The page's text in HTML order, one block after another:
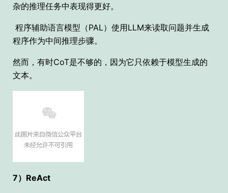
杂的推理任务中表现得更好。
程序辅助语言模型（PAL）使用LLM来读取问题并生成
程序作为中间推理步骤。
然而，有时CoT是不够的，因为它只依赖于模型生成的
文本。
7）ReAct